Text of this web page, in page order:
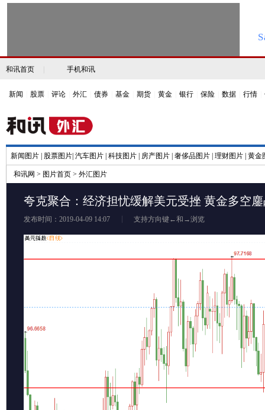
和讯首页 手机和讯
新闻 股票 评论 外汇 债券 基金 期货 黄金 银行 保险 数据 行情
新闻图片 股票图片 汽车图片 科技图片 房产图片 奢侈品图片 理财图片 黄金
和讯网 > 图片首页 > 外汇图片
夸克聚合：经济担忧缓解美元受挫 黄金多空鏖
发布时间：2019-04-09 14:07 支持方向键←和→浏览